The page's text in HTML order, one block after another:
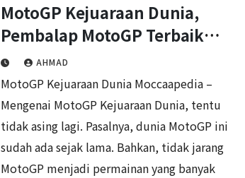
MotoGP Kejuaraan Dunia,
Pembalap MotoGP Terbaik
Sepanjang Masa
AHMAD
MotoGP Kejuaraan Dunia Moccaapedia –
Mengenai MotoGP Kejuaraan Dunia, tentu
tidak asing lagi. Pasalnya, dunia MotoGP ini
sudah ada sejak lama. Bahkan, tidak jarang
MotoGP menjadi permainan yang banyak